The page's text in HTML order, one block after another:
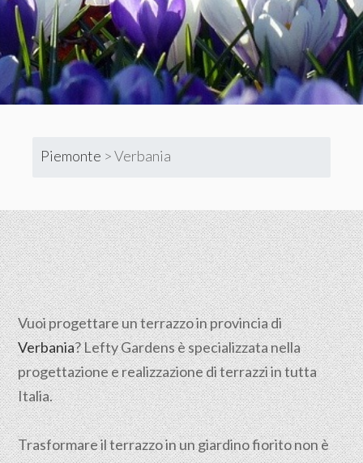
Piemonte >Verbania
Vuoi progettare un terrazzo in provincia di
Verbania? Lefty Gardens è specializzata nella
progettazione e realizzazione di terrazzi in tutta
Italia.
Trasformare il terrazzo in un giardino fiorito non è